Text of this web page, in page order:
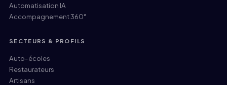
Automatisation IA
Accompagnement 360°
SECTEURS & PROFILS
Auto-écoles
Restaurateurs
Artisans